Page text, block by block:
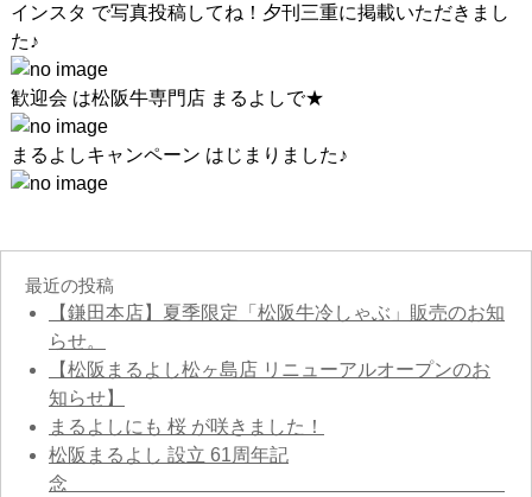
インスタ で写真投稿してね！夕刊三重に掲載いただきまし
た♪
歓迎会 は松阪牛専門店 まるよしで★
まるよしキャンペーン はじまりました♪
最近の投稿
【鎌田本店】夏季限定「松阪牛冷しゃぶ」販売のお知
らせ。
【松阪まるよし松ヶ島店 リニューアルオープンのお
知らせ】
まるよしにも 桜 が咲きました！
松阪まるよし 設立 61周年記
念